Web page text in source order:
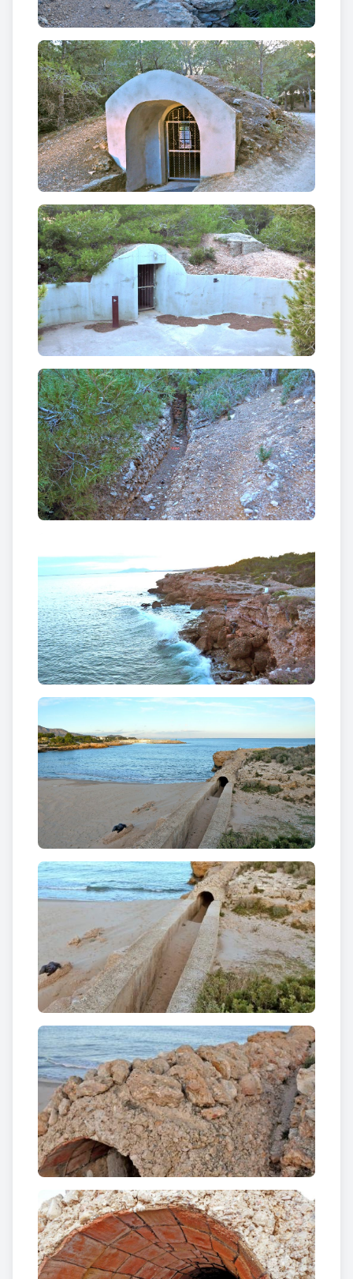
dues fortificacions de períodes ben diferents. En
el cas delPort de l’Estanyparlem d’unbúnquer
d’artilleriaper una bateria de tres canons, amb
passadissos i sales comunicats entre si, permetent
resguardar tant el material com les dotacions
d’artilleria.
Aquestes fortificacions solien ser fets per batallons
de treball o de fortificació, a vegades ajudats per
gent del municipi per a serveis no estrictament
militars, com pot ser transport d’aigua, material; en
aquest cas, els treballadors civils cobraven un sou
de deu pessetes diàries.
LaBateria de Costa de l’Ametlla de Mar,
popularment
coneguda com Les Fortificacions,
L’emplaçament d’aquest complex militar ve donat
per la seva privilegiadasituació dominant tot el
Golf de Sant Jordi.
Les Fortificacions presentava tres plataformes de
tir per situar els obusos i 4 entrades al recinte
interior.Dues entrades, al camí principal,servien
recanvis. Lesdues restants s’ubicaven als
extrems de la plataforma de tir i abastien de
munició els obusos. Darrera els obusosdues
portes conduïen a un pou circularon llençaven la
baina sobrant del projectil.La plataforma de tir
comptava amb un sistema de drenatgeexcavat en
trinxeres per evacuar les aigües pluvials al mar.El
complex interior servia com a refugi antiaeri
davant un possible bombardeig.
trobem diferentspous de ventilació i cisternes de
recaptació d’aigua de pluja.
El 13 de gener de 1939 quan l’exèrcit franquista
ocupà l’Ametlla de Mar va desmantellar l’armament
Bateria de Costa Les Fortificacions ja estava en
desús.